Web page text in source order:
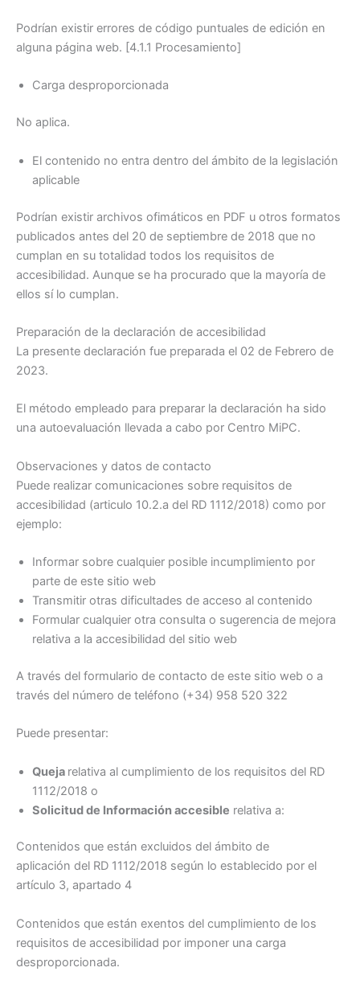
Podrían existir errores de código puntuales de edición en
alguna página web. [4.1.1 Procesamiento]
Carga desproporcionada
No aplica.
El contenido no entra dentro del ámbito de la legislación
aplicable
Podrían existir archivos ofimáticos en PDF u otros formatos
publicados antes del 20 de septiembre de 2018 que no
cumplan en su totalidad todos los requisitos de
accesibilidad. Aunque se ha procurado que la mayoría de
ellos sí lo cumplan.
Preparación de la declaración de accesibilidad
La presente declaración fue preparada el 02 de Febrero de
2023.
El método empleado para preparar la declaración ha sido
una autoevaluación llevada a cabo por Centro MiPC.
Observaciones y datos de contacto
Puede realizar comunicaciones sobre requisitos de
accesibilidad (articulo 10.2.a del RD 1112/2018) como por
ejemplo:
Informar sobre cualquier posible incumplimiento por
parte de este sitio web
Transmitir otras dificultades de acceso al contenido
Formular cualquier otra consulta o sugerencia de mejora
relativa a la accesibilidad del sitio web
A través del formulario de contacto de este sitio web o a
través del número de teléfono (+34) 958 520 322
Puede presentar:
Queja relativa al cumplimiento de los requisitos del RD
1112/2018 o
Solicitud de Información accesible relativa a:
Contenidos que están excluidos del ámbito de
aplicación del RD 1112/2018 según lo establecido por el
artículo 3, apartado 4
Contenidos que están exentos del cumplimiento de los
requisitos de accesibilidad por imponer una carga
desproporcionada.